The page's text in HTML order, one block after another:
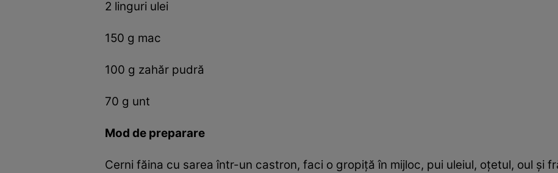
2 linguri ulei
150 g mac
100 g zahăr pudră
70 g unt
Mod de preparare
Cerni făina cu sarea într-un castron, faci o gropiţă în mijloc, pui uleiul, oţetul, oul şi